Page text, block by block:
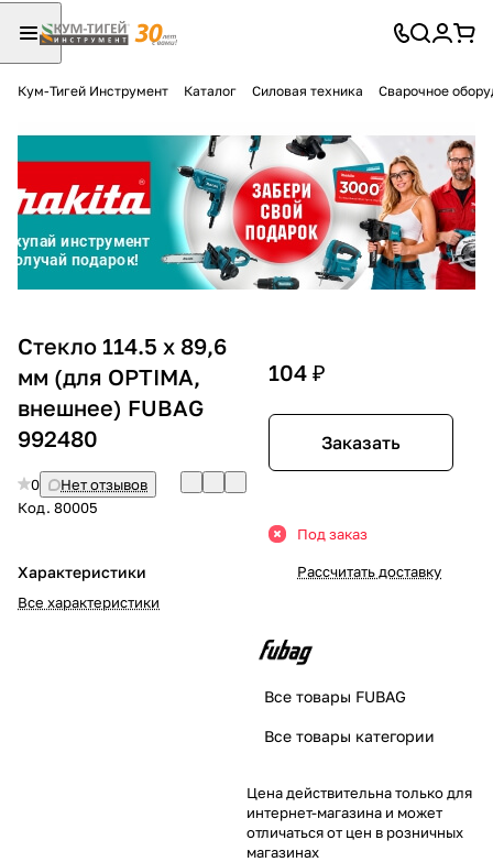
Кум-Тигей Инструмент Каталог Силовая техника Сварочное
Стекло 114.5 х 89,6
мм (для OPTIMA,
внешнее) FUBAG
992480
0
Нет отзывов
Код. 80005
Характеристики
Все характеристики
104 ₽
Заказать
Под заказ
Рассчитать доставку
Все товары FUBAG
Все товары категории
Цена действительна только для
интернет-магазина и может
отличаться от цен в розничных
магазинах
Разбейте
оплатуна части
без переплат
График платежей
Сегодня
25%
% картой любого банка
% будут
с вашей карты